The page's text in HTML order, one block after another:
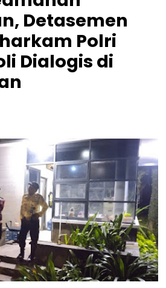
Detasemen
Polri
Dialogis di